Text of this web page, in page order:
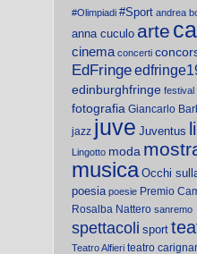
#Olimpiadi #Sport andrea
anna cuculo arte
cinema concerti
EdFringe
edinburghfringe festival
fotografia Giancarlo
jazz juve Juventus
Lingotto moda
musica Occhi
poesia poesie Premio
Rosalba Nattero sanremo
spettacoli sport
Teatro Alfieri teatro